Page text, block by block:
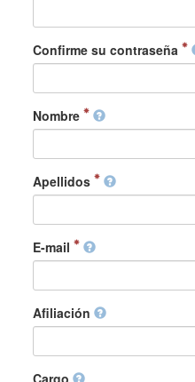
Confirme su contraseña
Nombre
Apellidos
E-mail
Afiliación
Cargo